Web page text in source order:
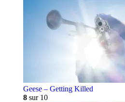
Geese – Getting Killed
8 sur 10